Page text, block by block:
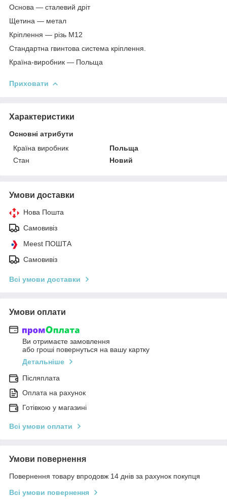
Основа — сталевий дріт
Щетина — метал
Кріплення — різь М12
Стандартна гвинтова система кріплення.
Країна-виробник — Польща
Приховати
Характеристики
Основні атрибути
Країна виробник
Польща
Стан
Новий
Умови доставки
Нова Пошта
Самовивіз
Meest ПОШТА
Самовивіз
Всі умови доставки
Умови оплати
Ви отримаєте замовлення
або гроші повернуться на вашу картку
Детальніше
Післяплата
Оплата на рахунок
Готівкою у магазині
Всі умови оплати
Умови повернення
Повернення товару впродовж 14 днів за рахунок покупця
Всі умови повернення